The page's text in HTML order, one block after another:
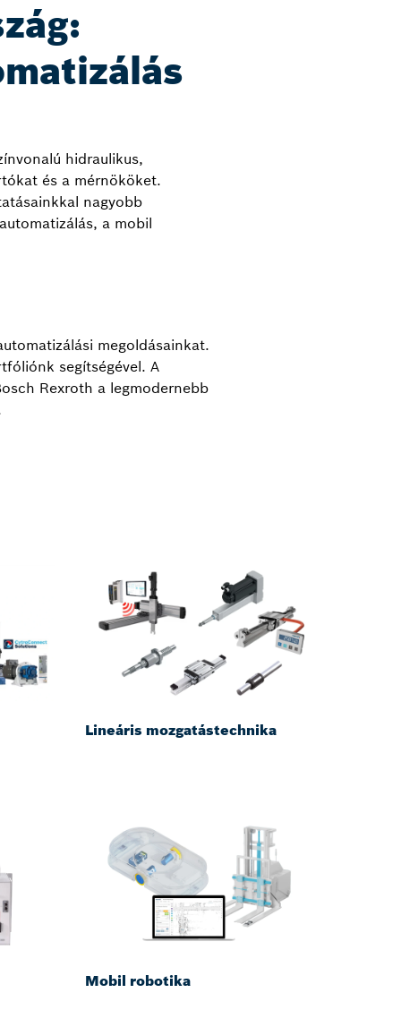
hidraulikus,
és a mérnököket.
nagyobb
a mobil
megoldásainkat.
segítségével. A
Rexroth a legmodernebb
Lineáris mozgatástechnika
Mobil robotika